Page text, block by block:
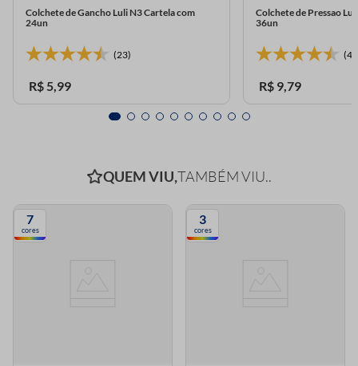
Colchete de Gancho Luli N3 Cartela com
24un
(23)
R$ 5,99
Colchete de Pressao
36un
(4)
R$ 9,79
QUEM VIU,TAMBÉM VIU..
7
cores
3
cores